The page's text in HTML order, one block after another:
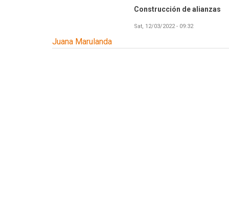
Construcción de alianzas
Sat, 12/03/2022 - 09:32
Juana Marulanda